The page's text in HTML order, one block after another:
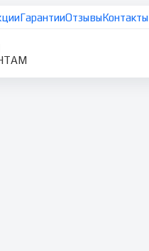
ГарантииОтзывыКонтакты